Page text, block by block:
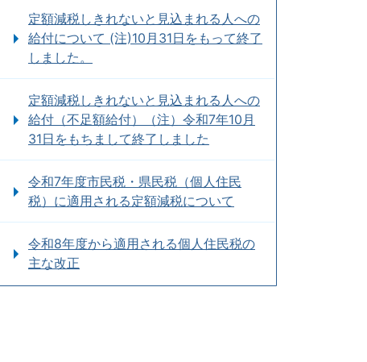
定額減税しきれないと見込まれる人への
給付について (注)10月31日をもって終了
しました。
定額減税しきれないと見込まれる人への
給付（不足額給付）（注）令和7年10月
31日をもちまして終了しました
令和7年度市民税・県民税（個人住民
税）に適用される定額減税について
令和8年度から適用される個人住民税の
主な改正